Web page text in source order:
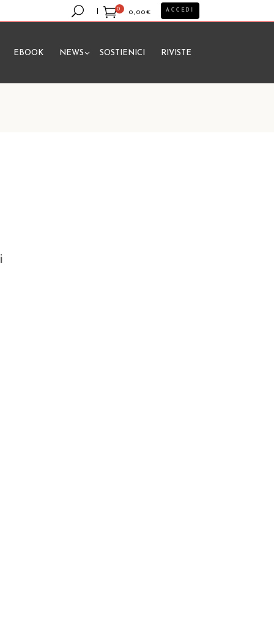
0
0,00€
prodotto nel carrello.
ACCEDI
EBOOK NEWS SOSTIENICI RIVISTE